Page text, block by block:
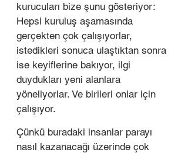
kurucuları bize şunu gösteriyor:
Hepsi kuruluş aşamasında
gerçekten çok çalışıyorlar,
istedikleri sonuca ulaştıktan sonra
ise keyiflerine bakıyor, ilgi
duydukları yeni alanlara
yöneliyorlar. Ve birileri onlar için
çalışıyor.
Çünkü buradaki insanlar parayı
nasıl kazanacağı üzerinde çok